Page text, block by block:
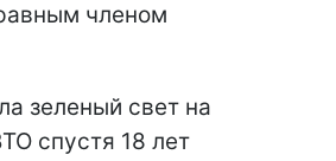
членом
зеленый свет на
спустя 18 лет